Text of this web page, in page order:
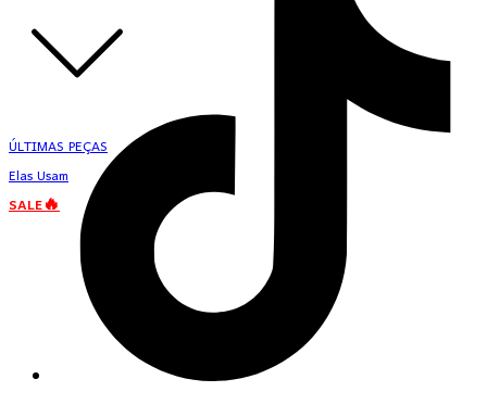
ÚLTIMAS PEÇAS
Elas Usam
SALE🔥